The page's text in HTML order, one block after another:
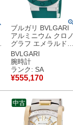
ブルガリ BVLGARI
アルミニウム クロノ
グラフ エメラルド
104076 BB40ATCH
新品同様 グリーン 緑
デイト 限定 メンズ
腕時計自動巻き グリ
ーン 【中古】新品同
様品
BVLGARI
腕時計
ランク: SA
¥555,170
中古